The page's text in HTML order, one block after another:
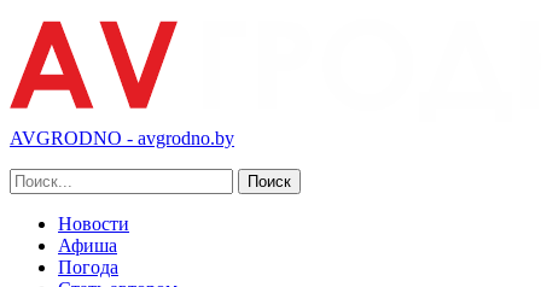
AVGRODNO - avgrodno.by
Новости
Афиша
Погода